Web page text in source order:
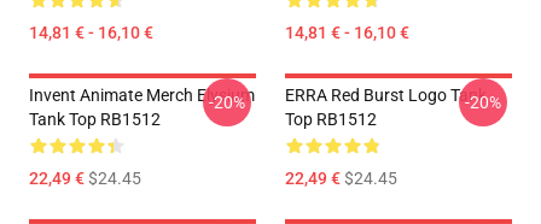
14,81 € - 16,10 € 14,81 € - 16,10 €
Invent Animate Merch Elysium
Tank Top RB1512
22,49 €$24.45
-20%
ERRA Red Burst Logo Tank
Top RB1512
22,49 €$24.45
-20%